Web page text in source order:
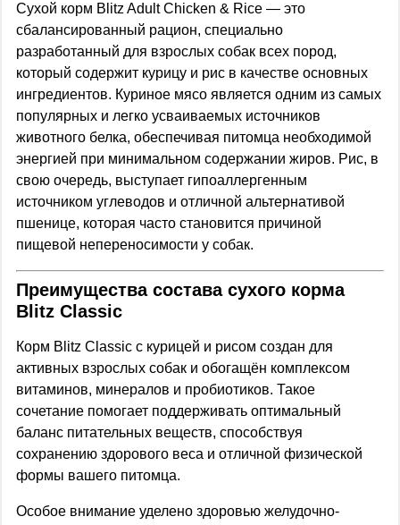
Сухой корм Blitz Adult Chicken & Rice — это
сбалансированный рацион, специально
разработанный для взрослых собак всех пород,
который содержит курицу и рис в качестве основных
ингредиентов. Куриное мясо является одним из самых
популярных и легко усваиваемых источников
животного белка, обеспечивая питомца необходимой
энергией при минимальном содержании жиров. Рис, в
свою очередь, выступает гипоаллергенным
источником углеводов и отличной альтернативой
пшенице, которая часто становится причиной
пищевой непереносимости у собак.
Преимущества состава сухого корма
Blitz Classic
Корм Blitz Classic с курицей и рисом создан для
активных взрослых собак и обогащён комплексом
витаминов, минералов и пробиотиков. Такое
сочетание помогает поддерживать оптимальный
баланс питательных веществ, способствуя
сохранению здорового веса и отличной физической
формы вашего питомца.
Особое внимание уделено здоровью желудочно-